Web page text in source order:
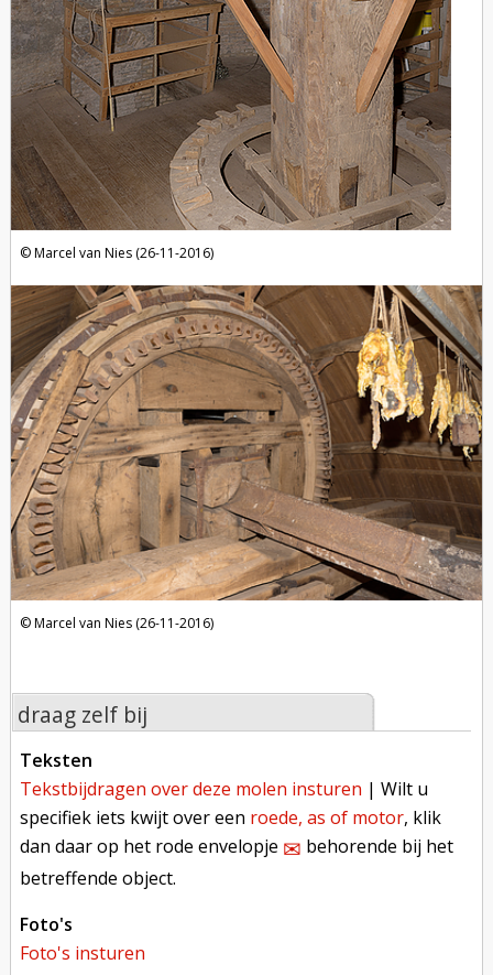
Marcel van Nies (26-11-2016)
Marcel van Nies (26-11-2016)
draag zelf bij
teksten
tekstbijdragen over deze molen insturen | Wilt u
specifiek iets kwijt over een roede, as of motor, klik
dan daar op het rode envelopje ✉︎ behorende bij het
betreffende object.
foto's
foto's insturen